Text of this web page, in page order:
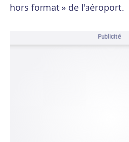
hors format » de l'aéroport.
Publicité